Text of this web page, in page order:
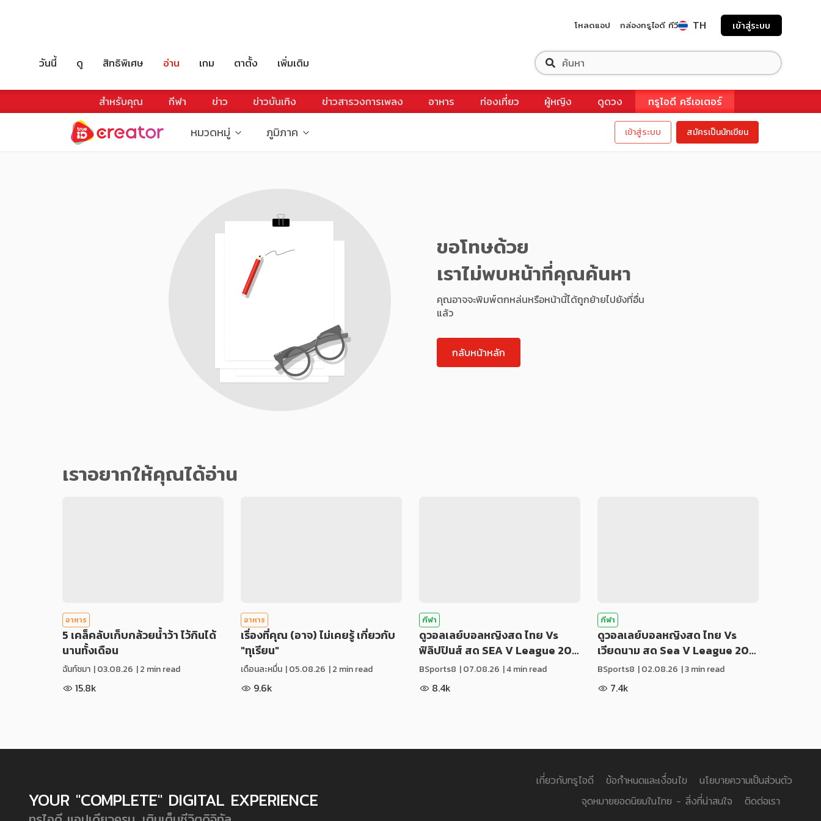
โหลดแอป กล่องทรูไอดี ทีวี TH เข้าสู่ระบบ
วันนี้ ดู สิทธิพิเศษ อ่าน เกม ตาตั้ง เพิ่มเติม
สำหรับคุณ กีฬา ข่าว ข่าวบันเทิง ข่าวสารวงการเพลง อาหาร ท่องเที่ยว ผู้หญิง ดูดวง ทรูไอดี ครีเอเตอร์
หมวดหมู่ ภูมิภาค เข้าสู่ระบบ สมัครเป็นนักเขียน
ขอโทษด้วย
เราไม่พบหน้าที่คุณค้นหา
คุณอาจจะพิมพ์ตกหล่นหรือหน้านี้ได้ถูกย้ายไปยังที่อื่น
แล้ว
กลับหน้าหลัก
เราอยากให้คุณได้อ่าน
อาหาร
5 เคล็คลับเก็บกล้วยน้ำว้า ไว้กินได้
นานทั้งเดือน
ฉันท์ชมา |03.08.26 | 2 min read
15.8k
อาหาร
เรื่องที่คุณ (อาจ) ไม่เคยรู้ เกี่ยวกับ
"ทุเรียน"
เดือนละหมื่น |05.08.26 | 2 min read
9.6k
กีฬา
ดูวอลเลย์บอลหญิงสด ไทย Vs
ฟิลิปปินส์ สด SEA V League 20…
BSports8 |07.08.26 | 4 min read
8.4k
กีฬา
ดูวอลเลย์บอลหญิงสด ไทย Vs
เวียดนาม สด Sea V League 20…
BSports8 |02.08.26 | 3 min read
7.4k
YOUR "COMPLETE" DIGITAL EXPERIENCE
เกี่ยวกับทรูไอดี ข้อกำหนดและเงื่อนไข
นโยบายความเป็นส่วนตัว
จุดหมายยอดนิยมในไทย - สิ่งที่น่าสนใจ
ติดต่อเรา